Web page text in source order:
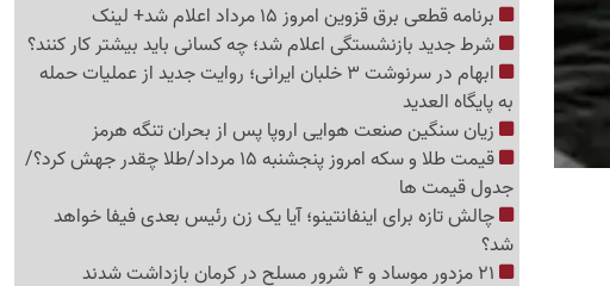
برنامه قطعی برق قزوین امروز 15 مرداد اعلام شد+ لینک
شرط جدید بازنشستگی اعلام شد؛ چه کسانی باید بیشتر کار کنند؟
ابهام در سرنوشت 3 خلبان ایرانی؛ روایت جدید از عملیات حمله
به پایگاه العدید
زیان سنگین صنعت هوایی اروپا پس از بحران تنگه هرمز
قیمت طلا و سکه امروز پنجشنبه 15 مرداد/طلا چقدر جهش کرد؟/
جدول قیمت ها
چالش تازه برای اینفانتینو؛ آیا یک زن رئیس بعدی فیفا خواهد
شد؟